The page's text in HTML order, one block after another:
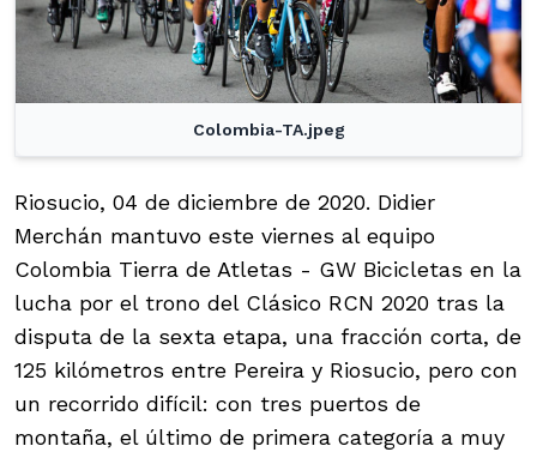
Colombia-TA.jpeg
Riosucio, 04 de diciembre de 2020. Didier
Merchán mantuvo este viernes al equipo
Colombia Tierra de Atletas - GW Bicicletas en la
lucha por el trono del Clásico RCN 2020 tras la
disputa de la sexta etapa, una fracción corta, de
125 kilómetros entre Pereira y Riosucio, pero con
un recorrido difícil: con tres puertos de
montaña, el último de primera categoría a muy